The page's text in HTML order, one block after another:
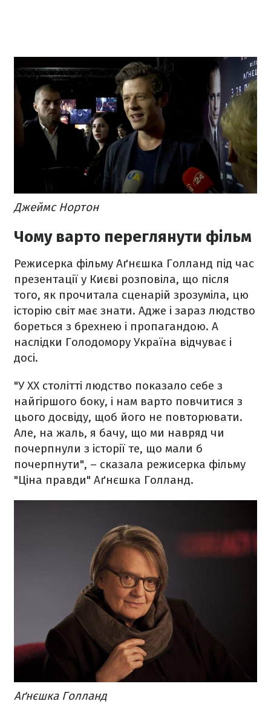
Джеймс Нортон
Чому варто переглянути фільм
Режисерка фільму Аґнєшка Голланд під час
презентації у Києві розповіла, що після
того, як прочитала сценарій зрозуміла, цю
історію світ має знати. Адже і зараз людство
бореться з брехнею і пропагандою. А
наслідки Голодомору Україна відчуває і
досі.
"У ХХ столітті людство показало себе з
найгіршого боку, і нам варто повчитися з
цього досвіду, щоб його не повторювати.
Але, на жаль, я бачу, що ми навряд чи
почерпнули з історії те, що мали б
почерпнути", – сказала режисерка фільму
"Ціна правди" Аґнєшка Голланд.
Аґнєшка Голланд